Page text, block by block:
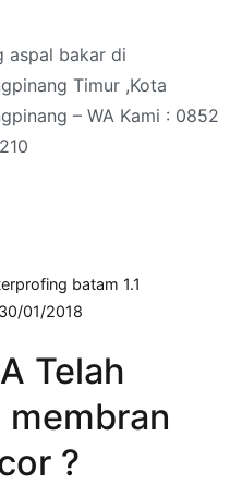
aspal bakar di
Timur ,Kota
– WA Kami : 0852
batam 1.1
30/01/2018
Telah
membran
?